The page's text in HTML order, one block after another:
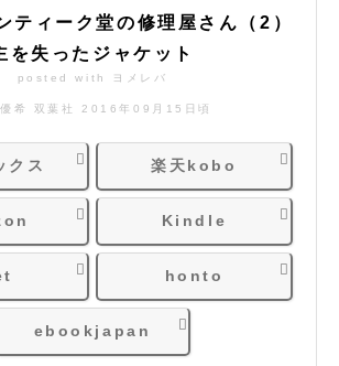
ティーク堂の修理屋さん（2）
を失ったジャケット
posted with ヨメレバ
希 双葉社 2016年09月15日頃
クス 楽天kobo
Kindle
honto
ebookjapan